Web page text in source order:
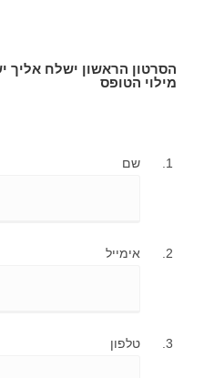
הסרטון הראשון ישלח אליך
מילוי הטופס
שם
אימייל
טלפון